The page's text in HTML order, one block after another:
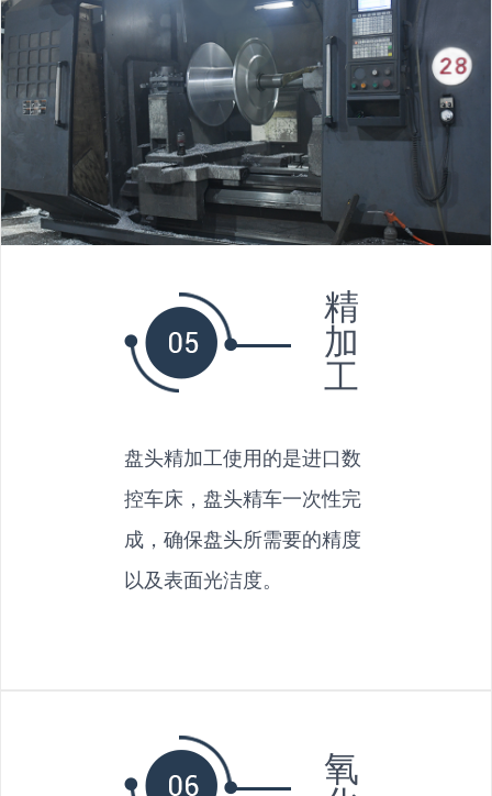
精
加
工
盘头精加工使用的是进口数
控车床，盘头精车一次性完
成，确保盘头所需要的精度
以及表面光洁度。
氧